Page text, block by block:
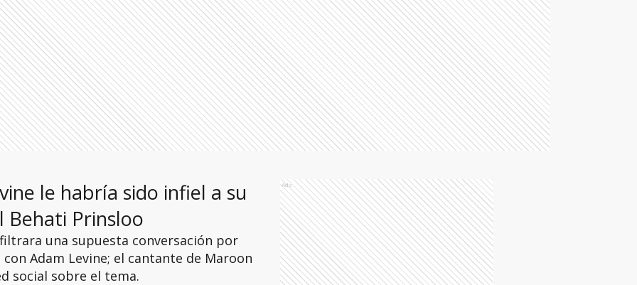
le habría sido infiel a su
Behati Prinsloo
una supuesta conversación por
Adam Levine; el cantante de Maroon
social sobre el tema.
Ads